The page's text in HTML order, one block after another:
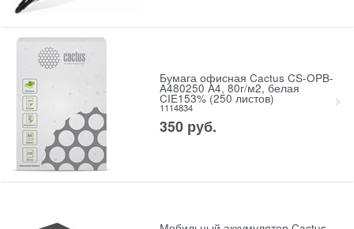
Бумага офисная Cactus CS-OPB-
A480250 A4, 80г/м2, белая
CIE153% (250 листов)
1114834
350 руб.